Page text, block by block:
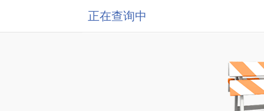
正在查询中